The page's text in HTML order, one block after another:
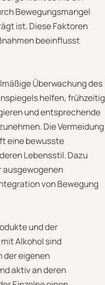
Bewegungsmangel
ist. Diese Faktoren
beeinflusst
Überwachung des
helfen, frühzeitig
und entsprechende
Die Vermeidung
eine bewusste
Lebensstil. Dazu
ausgewogenen
von Bewegung
und der
Alkohol sind
der eigenen
aktiv an deren